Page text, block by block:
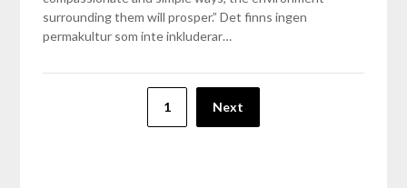
surrounding them will prosper.” Det finns ingen
permakultur som inte inkluderar…
Sidnumrering
1 Next